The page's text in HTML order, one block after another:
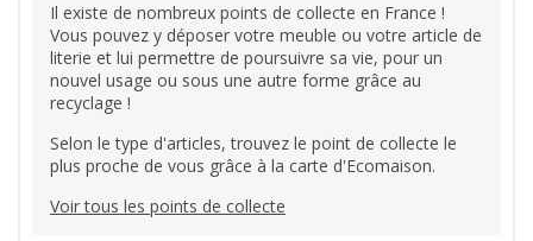
Il existe de nombreux points de collecte en France !
Vous pouvez y déposer votre meuble ou votre article de
literie et lui permettre de poursuivre sa vie, pour un
nouvel usage ou sous une autre forme grâce au
recyclage !
Selon le type d'articles, trouvez le point de collecte le
plus proche de vous grâce à la carte d'Ecomaison.
Voir tous les points de collecte